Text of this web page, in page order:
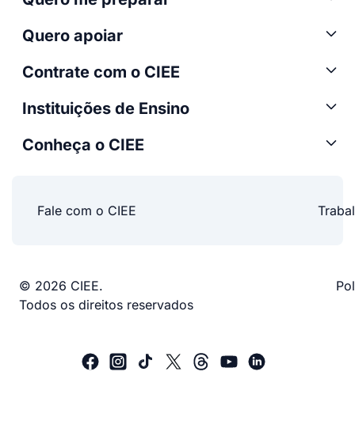
Quero apoiar
Contrate com o CIEE
Instituições de Ensino
Conheça o CIEE
Fale com o CIEE
© 2026 CIEE.
Todos os direitos reservados